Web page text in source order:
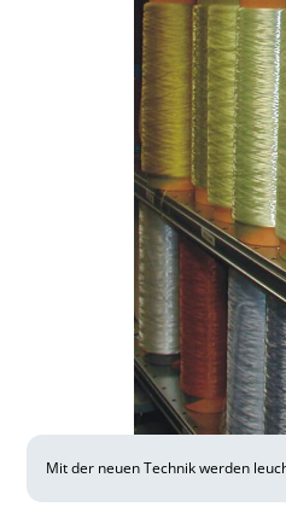
Mit der neuen Technik werden